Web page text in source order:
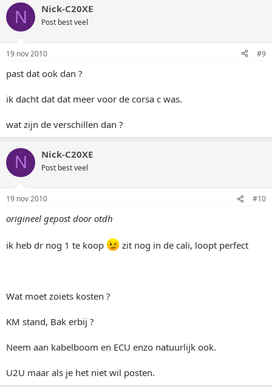
N Nick-C20XE
Post best veel
19 nov 2010 #9
past dat ook dan ?
ik dacht dat dat meer voor de corsa c was.
wat zijn de verschillen dan ?
N Nick-C20XE
Post best veel
19 nov 2010 #10
origineel gepost door otdh
ik heb dr nog 1 te koop zit nog in de cali, loopt perfect
Wat moet zoiets kosten ?
KM stand, Bak erbij ?
Neem aan kabelboom en ECU enzo natuurlijk ook.
U2U maar als je het niet wil posten.